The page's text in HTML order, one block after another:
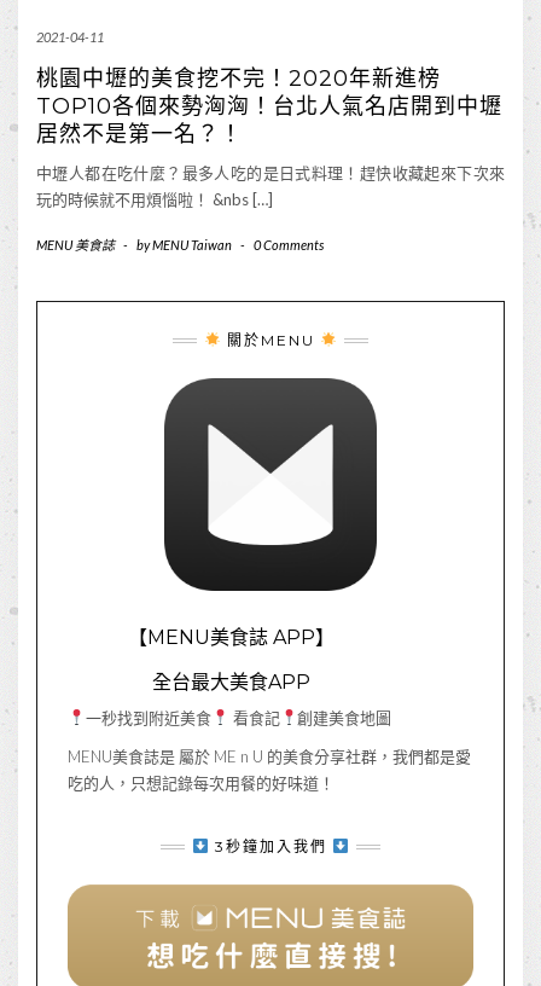
2021-04-11
桃園中壢的美食挖不完！2020年新進榜
TOP10各個來勢洶洶！台北人氣名店開到中壢
居然不是第一名？！
中壢人都在吃什麼？最多人吃的是日式料理！趕快收藏起來下次來
玩的時候就不用煩惱啦！ &nbs […]
MENU 美食誌 - byMENU Taiwan - 0 Comments
關於MENU
【MENU美食誌 APP】
全台最大美食APP
一秒找到附近美食 看食記
創建美食地圖
MENU美食誌是 屬於 ME n U 的美食分享社群，我們都是愛
吃的人，只想記錄每次用餐的好味道！
3秒鐘加入我們